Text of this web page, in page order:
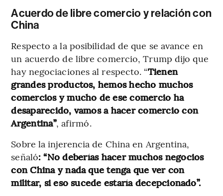
Acuerdo de libre comercio y relación con
China
Respecto a la posibilidad de que se avance en
un acuerdo de libre comercio, Trump dijo que
hay negociaciones al respecto. “Tienen
grandes productos, hemos hecho muchos
comercios y mucho de ese comercio ha
desaparecido, vamos a hacer comercio con
Argentina”, afirmó.
Sobre la injerencia de China en Argentina,
señaló: “No deberías hacer muchos negocios
con China y nada que tenga que ver con
militar, si eso sucede estaría decepcionado”.